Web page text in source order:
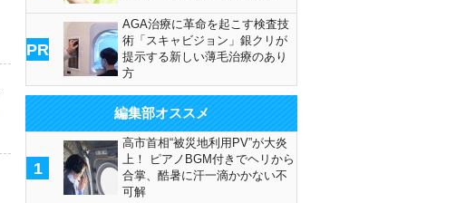
PR
AGA治療に革命を起こす検査技
術「スキャビジョン」銀クリが
提示する新しい薄毛治療のあり
方
編集部オススメ
1
高市首相“被災地利用PV”が大炎
上！ ピアノBGM付きでヘリから
合掌、酷暑に汗一滴かかない不
可解